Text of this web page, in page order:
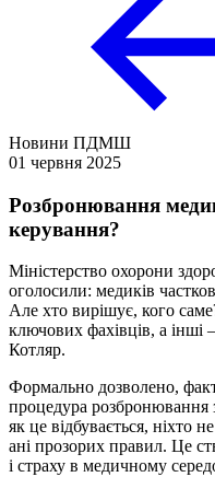
Новини ПДМШ
01 червня 2025
Розбронювання
керування?
Міністерство охорони
оголосили: медиків
Але хто вирішує, кого
ключових фахівців, а інші
Котляр.
Формально дозволено,
процедура розбронювання
як це відбувається, ніхто
ані прозорих правил. Це
і страху в медичному